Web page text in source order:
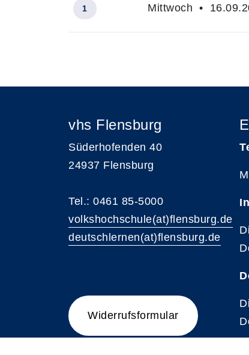
1 Mittwoch •
vhs Flensburg
Süderhofenden 40
24937 Flensburg
Tel.: 0461 85-5000
volkshochschule(at)flensburg.de
deutschlernen(at)flensburg.de
Widerrufsformular